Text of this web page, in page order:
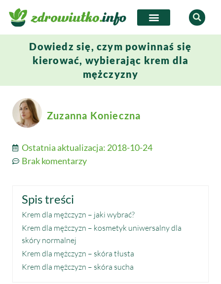
Dowiedz się, czym powinnaś się
kierować, wybierając krem dla
mężczyzny
Zuzanna Konieczna
Ostatnia aktualizacja: 2018-10-24
Brak komentarzy
Spis treści
Krem dla mężczyzn – jaki wybrać?
Krem dla mężczyzn – kosmetyk uniwersalny dla
skóry normalnej
Krem dla mężczyzn – skóra tłusta
Krem dla mężczyzn – skóra sucha